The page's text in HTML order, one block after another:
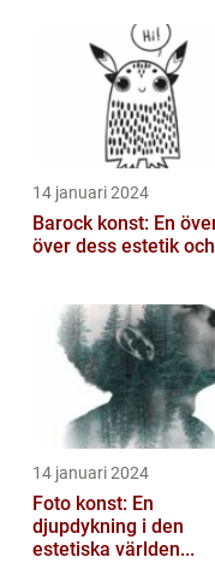
14 januari 2024
Barock konst: En
över dess estetik
14 januari 2024
Foto konst: En
djupdykning i den
estetiska världen...